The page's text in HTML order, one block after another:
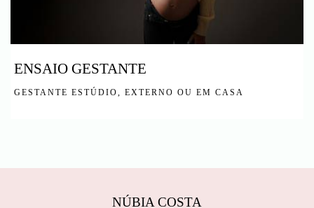
ENSAIO GESTANTE
GESTANTE ESTÚDIO, EXTERNO OU EM CASA
NÚBIA COSTA